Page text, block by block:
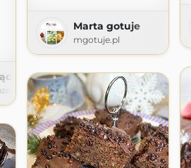
Marta gotuje
mgotuje.pl
bzem